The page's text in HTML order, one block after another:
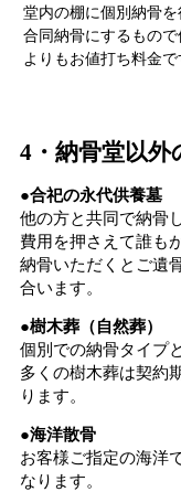
堂内の棚に個別納骨
合同納骨にするもの
よりもお値打ち料金で
4・納骨堂以外
●合祀の永代供養墓
他の方と共同で納骨
費用を押さえて誰も
納骨いただくとご遺
合います。
●樹木葬（自然葬）
個別での納骨タイプ
多くの樹木葬は契約
ります。
●海洋散骨
お客様ご指定の海洋
なります。